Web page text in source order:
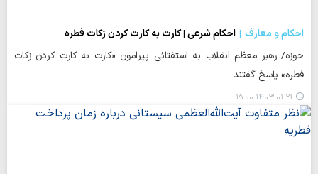
احکام و معارف
احکام شرعی | کارت به کارت کردن زکات فطره
حوزه/ رهبر معظم انقلاب به استفتائی پیرامون «کارت به کارت کردن زکات
فطره» پاسخ گفتند.
۱۴۰۳-۰۱-۲۱ ۱۵:۰۰